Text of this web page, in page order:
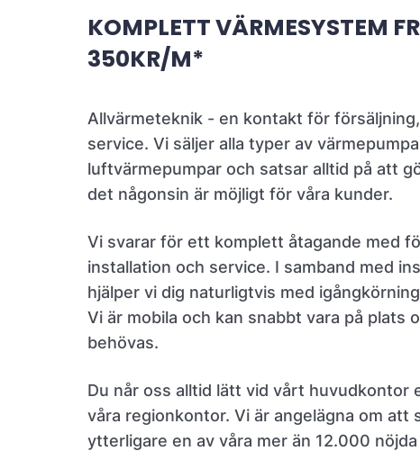
KOMPLETT VÄRMESYSTEM
350KR/M*
Allvärmeteknik - en kontakt för
service. Vi säljer alla typer av
luftvärmepumpar och satsar alltid på att
det någonsin är möjligt för våra kunder.
Vi svarar för ett komplett åtagande med
installation och service. I samband med
hjälper vi dig naturligtvis med
Vi är mobila och kan snabbt vara på plats
behövas.
Du når oss alltid lätt vid vårt huvudkontor
våra regionkontor. Vi är angelägna om att
ytterligare en av våra mer än 12.000